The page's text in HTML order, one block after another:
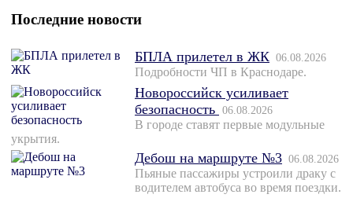
Последние новости
БПЛА прилетел в ЖК 06.08.2026
Подробности ЧП в Краснодаре.
Новороссийск усиливает
безопасность 06.08.2026
В городе ставят первые модульные
укрытия.
Дебош на маршруте №3 06.08.2026
Пьяные пассажиры устроили драку с
водителем автобуса во время поездки.